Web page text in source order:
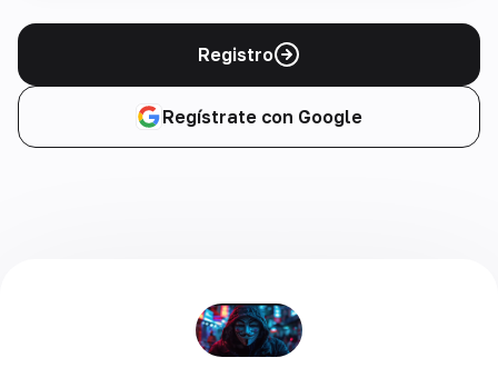
Registro
Regístrate con Google